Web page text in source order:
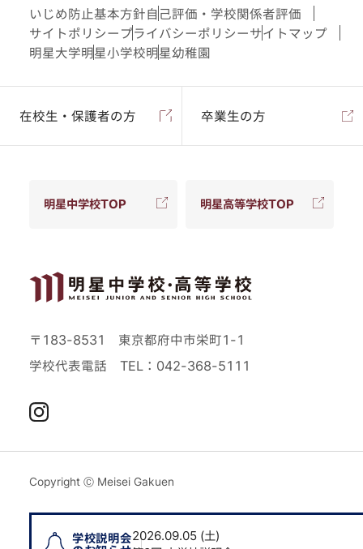
いじめ防止基本方針自己評価・学校関係者評価
サイトポリシー プライバシーポリシーサイトマップ
明星大学明星小学校明星幼稚園
在校生・保護者の方 卒業生の方
明星中学校TOP 明星高等学校TOP
〒183-8531 東京都府中市栄町1-1
学校代表電話 TEL：042-368-5111
Instagram
Copyright Ⓒ Meisei Gakuen
学校説明会
2026.09.05 (土)